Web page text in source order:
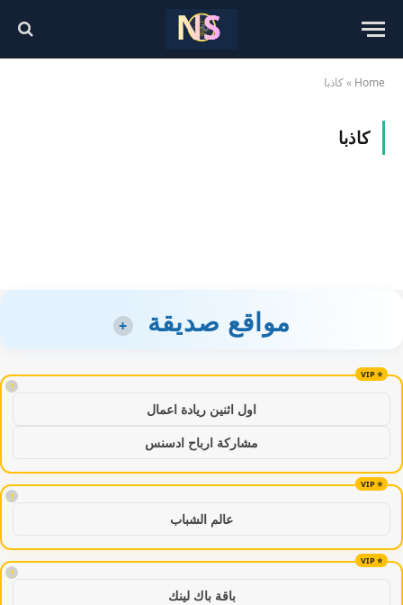
Home
»كاذبا
كاذبا
مواقع صديقة +
!
اول اثنين ريادة اعمال
مشاركة ارباح ادسنس
!
عالم الشباب
!
باقة باك لينك